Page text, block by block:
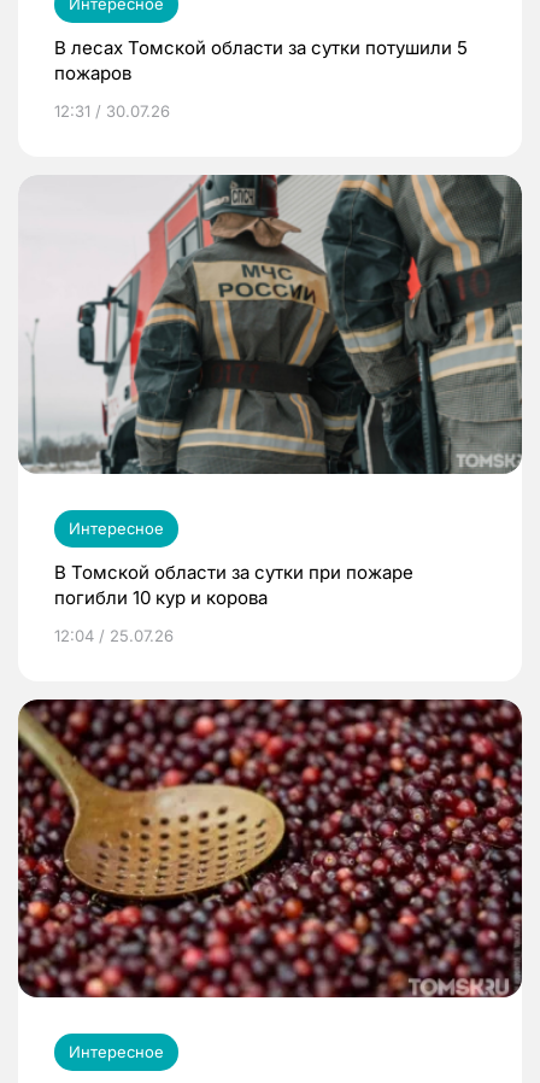
В лесах Томской области за сутки потушили 5
пожаров
12:31 / 30.07.26
Интересное
В Томской области за сутки при пожаре
погибли 10 кур и корова
12:04 / 25.07.26
Интересное